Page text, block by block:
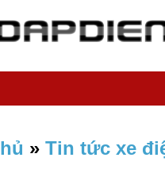
» Tin tức xe